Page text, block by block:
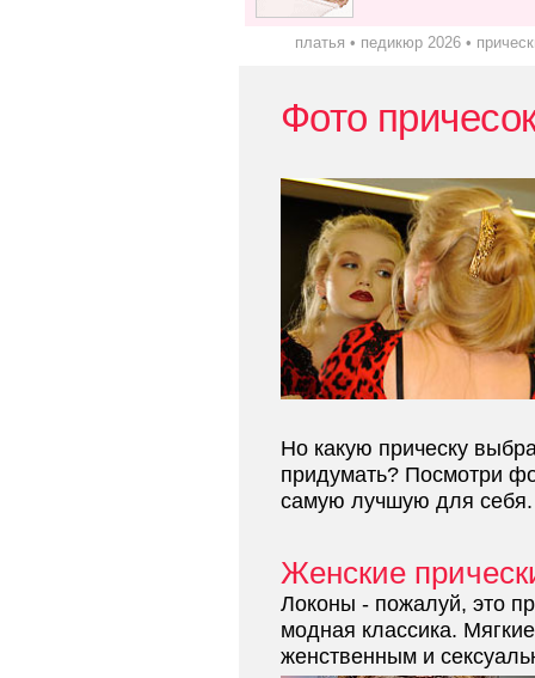
платья • педикюр 2026 •
Фото
Но какую прическу
придумать? Посмотри
самую лучшую для себя.
Женские
Локоны - пожалуй, это
модная классика.
женственным и